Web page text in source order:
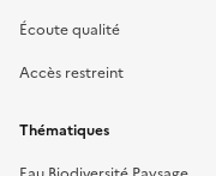
Écoute qualité
Accès restreint
Thématiques